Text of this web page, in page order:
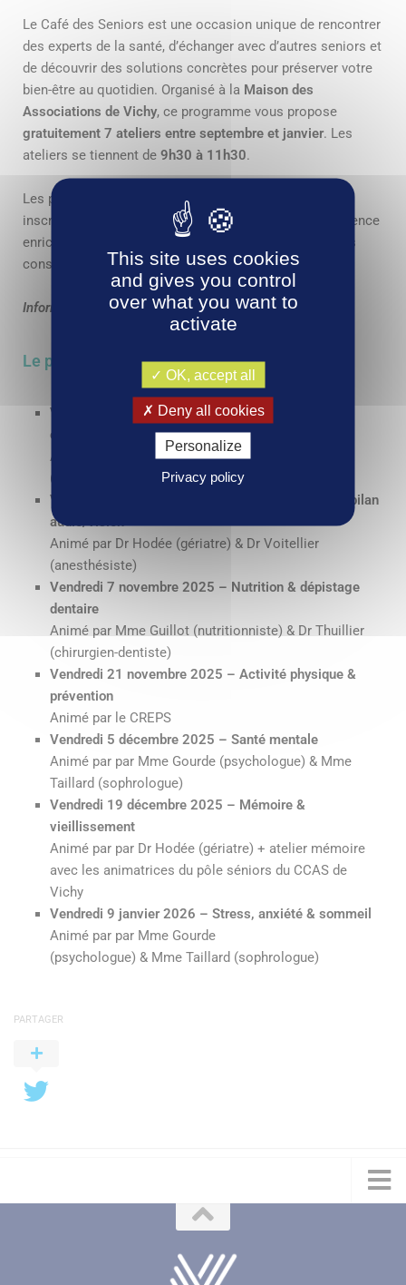
Le Café des Seniors est une occasion unique de rencontrer
des experts de la santé, d’échanger avec d’autres seniors et
de découvrir des solutions concrètes pour préserver votre
bien-être au quotidien. Organisé à la Maison des
Associations de Vichy, ce programme vous propose
gratuitement 7 ateliers entre septembre et janvier. Les
ateliers se tiennent de 9h30 à 11h30.
Les places étant limitées à 20 participants par séance,
inscrivez-vous rapidement pour profiter de cette expérience
enrichissante, alliant convivialité, bien-être et échanges
constructifs.
Informations et inscription gratuite : 04 70 97 18 50
Le programme des ateliers
Vendredi 26 septembre 2025 – Vieillissement &
organes nobles
Animé par Dr Hodée (gériatre) & Dr Voitellier
(anesthésiste)
Vendredi 17 octobre 2025 – Organes des sens & bilan
audio/vision
Animé par Dr Hodée (gériatre) & Dr Voitellier
(anesthésiste)
Vendredi 7 novembre 2025 – Nutrition & dépistage
dentaire
Animé par Mme Guillot (nutritionniste) & Dr Thuillier
(chirurgien-dentiste)
Vendredi 21 novembre 2025 – Activité physique &
prévention
Animé par le CREPS
Vendredi 5 décembre 2025 – Santé mentale
Animé par par Mme Gourde (psychologue) & Mme
Taillard (sophrologue)
Vendredi 19 décembre 2025 – Mémoire &
vieillissement
Animé par par Dr Hodée (gériatre) + atelier mémoire
avec les animatrices du pôle séniors du CCAS de
Vichy
Vendredi 9 janvier 2026 – Stress, anxiété & sommeil
Animé par par Mme Gourde
(psychologue) & Mme Taillard (sophrologue)
PARTAGER
This site uses cookies
and gives you control
over what you want to
activate
OK, accept all
Deny all cookies
Personalize
Privacy policy